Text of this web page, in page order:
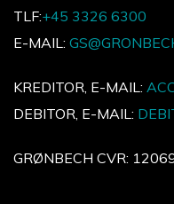
TLF:+45 3326 6300
E-MAIL:
KREDITOR, E-MAIL:
DEBITOR, E-MAIL:
GRØNBECH CVR: